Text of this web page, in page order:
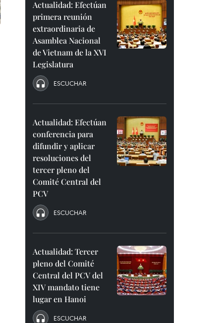
Actualidad: Efectúan
primera reunión
extraordinaria de
Asamblea Nacional
de Vietnam de la XVI
Legislatura
ESCUCHAR
Actualidad: Efectúan
conferencia para
difundir y aplicar
resoluciones del
tercer pleno del
Comité Central del
PCV
ESCUCHAR
Actualidad: Tercer
pleno del Comité
Central del PCV del
XIV mandato tiene
lugar en Hanoi
ESCUCHAR